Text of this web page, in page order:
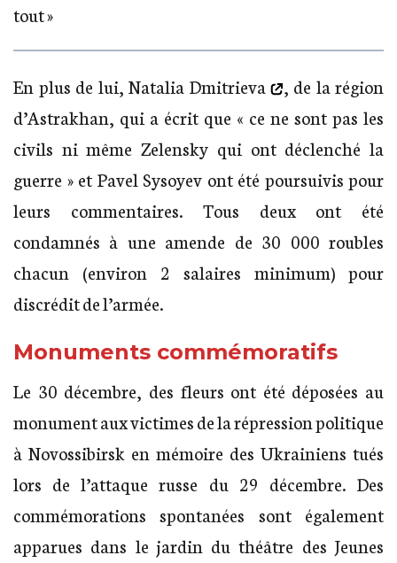
tout »
En plus de lui, Natalia Dmitrieva
, de la région
d’Astrakhan, qui a écrit que « ce ne sont pas les
civils ni même Zelensky qui ont déclenché la
guerre » et Pavel Sysoyev ont été poursuivis pour
leurs commentaires. Tous deux ont été
condamnés à une amende de 30 000 roubles
chacun (environ 2 salaires minimum) pour
discrédit de l’armée.
Monuments commémoratifs
Le 30 décembre, des fleurs ont été déposées au
monument aux victimes de la répression politique
à Novossibirsk en mémoire des Ukrainiens tués
lors de l’attaque russe du 29 décembre. Des
commémorations spontanées sont également
apparues dans le jardin du théâtre des Jeunes